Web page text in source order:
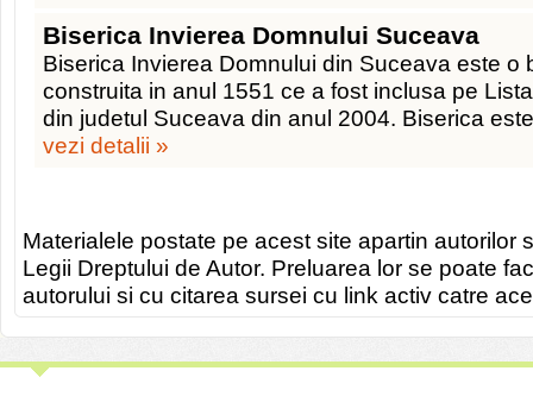
Biserica Invierea Domnului Suceava
Biserica Invierea Domnului din Suceava este o
construita in anul 1551 ce a fost inclusa pe
din judetul Suceava din anul 2004. Biserica
vezi detalii »
Materialele postate pe acest site apartin autorilor
Legii Dreptului de Autor. Preluarea lor se poate
autorului si cu citarea sursei cu link activ catre